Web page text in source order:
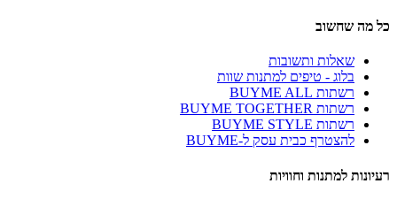
כל מה שחשוב
שאלות ותשובות
בלוג - טיפים למתנות שוות
רשתות BUYME ALL
רשתות BUYME TOGETHER
רשתות BUYME STYLE
להצטרף כבית עסק ל-BUYME
רעיונות למתנות וחוויות